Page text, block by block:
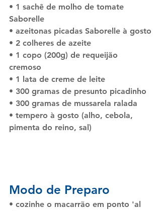
• 1 sachê de molho de tomate
Saborelle
• azeitonas picadas Saborelle à gosto
• 2 colheres de azeite
• 1 copo (200g) de requeijão
cremoso
• 1 lata de creme de leite
• 300 gramas de presunto picadinho
• 300 gramas de mussarela ralada
• tempero à gosto (alho, cebola,
pimenta do reino, sal)
Modo de Preparo
• cozinhe o macarrão em ponto 'al